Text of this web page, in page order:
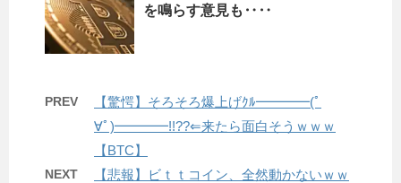
を鳴らす意見も‥‥
PREV
【驚愕】そろそろ爆上げｸﾙ━━━━(ﾟ
∀ﾟ)━━━━!!??⇐来たら面白そうｗｗｗ
【BTC】
NEXT
【悲報】ビｔｔコイン、全然動かないｗｗ